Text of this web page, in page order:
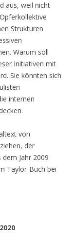
aus, weil nicht
Strukturen
Warum soll
Initiativen mit
Sie könnten sich
internen
von
der
Jahr 2009
Taylor-Buch bei